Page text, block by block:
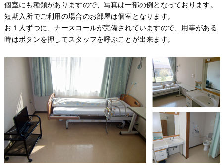
個室にも種類がありますので、写真は一部の例となっております。
短期入所でご利用の場合のお部屋は個室となります。
お１人ずつに、ナースコールが完備されていますので、用事がある
時はボタンを押してスタッフを呼ぶことが出来ます。